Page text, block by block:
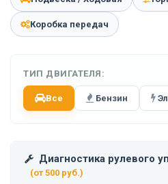
Коробка передач
ТИП ДВИГАТЕЛЯ:
Все Бензин
Диагностика рулевого
(от 500 руб.)